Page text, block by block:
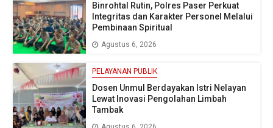
Binrohtal Rutin, Polres Paser Perkuat
Integritas dan Karakter Personel Melalui
Pembinaan Spiritual
Agustus 6, 2026
PELAYANAN PUBLIK
Dosen Unmul Berdayakan Istri Nelayan
Lewat Inovasi Pengolahan Limbah
Tambak